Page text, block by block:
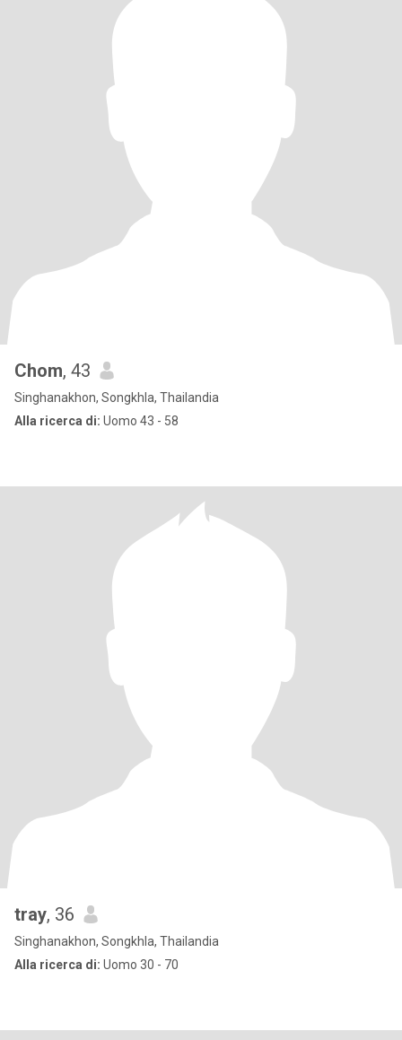
Chom, 43
Singhanakhon, Songkhla, Thailandia
Alla ricerca di: Uomo 43 - 58
tray, 36
Singhanakhon, Songkhla, Thailandia
Alla ricerca di: Uomo 30 - 70